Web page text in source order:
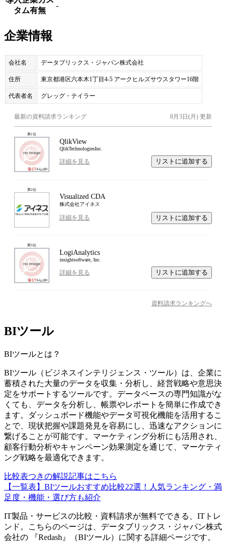
タム有無
-
企業情報
会社名 データブリックス・ジャパン株式会社
住所 東京都港区六本木1丁目4-5 アークヒルズサウスタワー16階
代表者名 グレッグ・テイラー
最新の資料請求ランキング 8月3日(月) 更新
第1位
QlikView
QlikTechnologiesInc.
詳細を見る リストに追加する
第2位
Visualized CDA
株式会社アイネス
詳細を見る リストに追加する
第3位
LogiAnalytics
insightsoftware, Inc.
詳細を見る リストに追加する
資料請求ランキングへ
BIツール
BIツールとは？
BIツール（ビジネスインテリジェンス・ツール）は、企業に
蓄積された大量のデータを収集・分析し、経営戦略や意思決
定をサポートするツールです。データベースの専門知識がな
くても、データを分析し、帳票やレポートを簡単に作成でき
ます。ダッシュボード機能やデータ可視化機能を活用するこ
とで、現状把握や課題発見を容易にし、迅速なアクションに
繋げることが可能です。マーケティング分析にも活用され、
顧客行動分析やキャンペーン効果測定を通じて、マーケティ
ング戦略を最適化できます。
比較表つきの解説記事はこちら
【一覧表】BIツールおすすめ比較22選！人気ランキング・満
足度・機能・選び方も紹介
IT製品・サービスの比較・資料請求が無料でできる、ITトレ
ンド。こちらのページは、 データブリックス・ジャパン株式
会社の 『Redash 』（BIツール）に関する詳細ページです。